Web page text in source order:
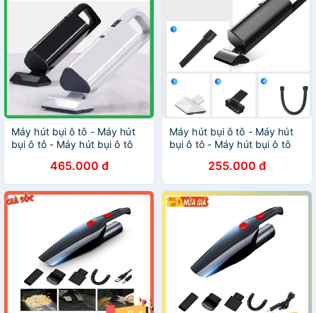
Máy hút bụi ô tô - Máy hút
bụi ô tô - Máy hút bụi ô tô
465.000 đ
Máy hút bụi ô tô - Máy hút
bụi ô tô - Máy hút bụi ô tô
255.000 đ